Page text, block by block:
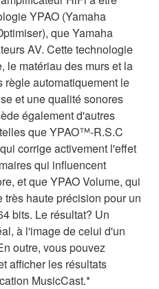
YPAO (Yamaha
que Yamaha
AV. Cette technologie
le matériau des murs et la
automatiquement le
et une qualité sonores
également d'autres
que YPAO™-R.S.C
corrige activement l'effet
qui influencent
et que YPAO Volume, qui
haute précision pour un
bits. Le résultat? Un
à l'image de celui d'un
outre, vous pouvez
afficher les résultats
MusicCast.*